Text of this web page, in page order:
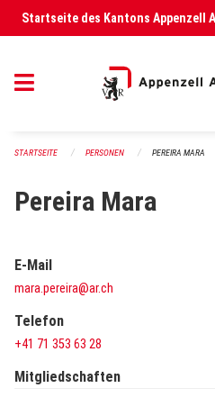
Navigation überspringen
Startseite des Kantons Appenzell
STARTSEITE PERSONEN PEREIRA MARA
Pereira Mara
E-Mail
mara.pereira@ar.ch
Telefon
+41 71 353 63 28
Mitgliedschaften